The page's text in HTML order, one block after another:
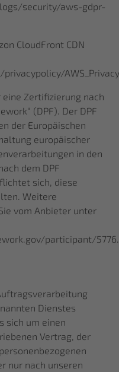
security/aws-gdpr-
CloudFront CDN
Zertifizierung nach
(DPF). Der DPF
der Europäischen
europäischer
in den
dem DPF
sich, diese
Weitere
vom Anbieter unter
participant/5776.
Dienstes
sich um einen
Vertrag, der
nur nach unseren